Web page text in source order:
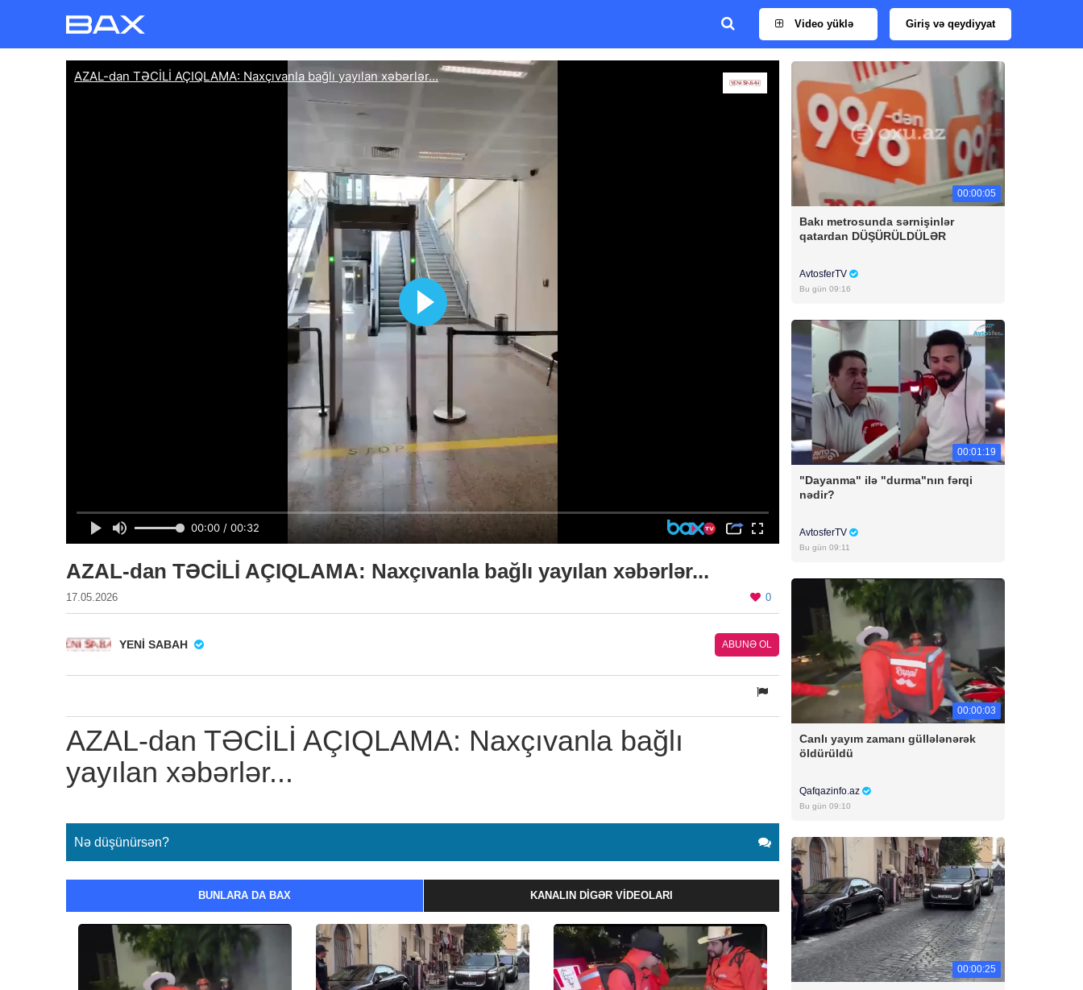
Video yüklə Giriş və qeydiyyat
AZAL-dan TƏCİLİ AÇIQLAMA: Naxçıvanla bağlı yayılan xəbərlər...
17.05.2026 0
YENI SABAH ABUNƏ OL
AZAL-dan TƏCİLİ AÇIQLAMA: Naxçıvanla bağlı
yayılan xəbərlər...
Nə düşünürsən?
BUNLARA DA BAX KANALIN DIGƏR VIDEOLARI
00:00:05
Bakı metrosunda sərnişinlər
qatardan DÜŞÜRÜLDÜLƏR
AvtosferTV
Bu gün 09:16
00:01:19
"Dayanma" ilə "durma"nın fərqi
nədir?
AvtosferTV
Bu gün 09:11
00:00:03
Canlı yayım zamanı güllələnərək
öldürüldü
Qafqazinfo.az
Bu gün 09:10
00:00:25